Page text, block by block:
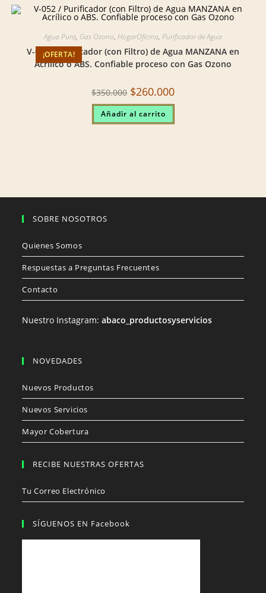
¡OFERTA!
Agua Pura, Gas Ozono, HogarOficina, Purificador de Agua
V-052 / Purificador (con Filtro) de Agua MANZANA en
Acrílico o ABS. Confiable proceso con Gas Ozono
$350.000 Original
price
was:
$350.000.
$260.000Current
is:
Añadir al carrito
SOBRE NOSOTROS
Quienes Somos
Respuestas a Preguntas Frecuentes
Contacto
Nuestro Instagram:abaco_productosyservicios
NOVEDADES
Nuevos Productos
Nuevos Servicios
Mayor Cobertura
RECIBE NUESTRAS OFERTAS
Tu Correo Electrónico
SÍGUENOS EN Facebook